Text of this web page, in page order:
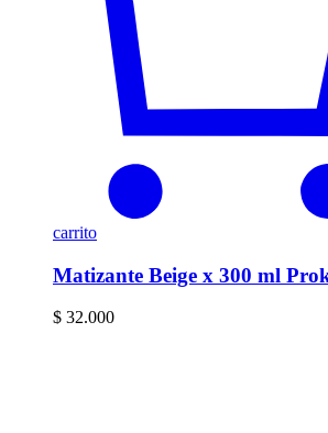
carrito
Matizante Beige x 300 ml
$ 32.000